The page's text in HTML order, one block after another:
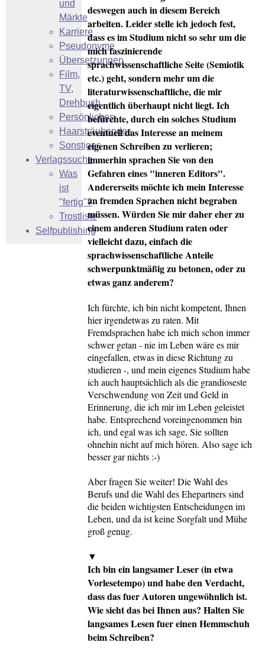
und
Märkte
Karriere
Pseudonyme
Übersetzungen
Film,
TV,
Drehbuch
Persönliches
Haarsträubendes
Sonstiges
Verlagssuche
Was
ist
"fertig"?
Trostliste
Selfpublishing
deswegen auch in diesem Bereich
arbeiten. Leider stelle ich jedoch fest,
dass es im Studium nicht so sehr um die
mich faszinierende
sprachwissenschaftliche Seite (Semiotik
etc.) geht, sondern mehr um die
literaturwissenschaftliche, die mir
eigentlich überhaupt nicht liegt. Ich
befürchte, durch ein solches Studium
eventuell das Interesse an meinem
eigenen Schreiben zu verlieren;
immerhin sprachen Sie von den
Gefahren eines "inneren Editors".
Andererseits möchte ich mein Interesse
an fremden Sprachen nicht begraben
müssen. Würden Sie mir daher eher zu
einem anderen Studium raten oder
vielleicht dazu, einfach die
sprachwissenschaftliche Anteile
schwerpunktmäßig zu betonen, oder zu
etwas ganz anderem?
Ich fürchte, ich bin nicht kompetent, Ihnen
hier irgendetwas zu raten. Mit
Fremdsprachen habe ich mich schon immer
schwer getan - nie im Leben wäre es mir
eingefallen, etwas in diese Richtung zu
studieren -, und mein eigenes Studium habe
ich auch hauptsächlich als die grandioseste
Verschwendung von Zeit und Geld in
Erinnerung, die ich mir im Leben geleistet
habe. Entsprechend voreingenommen bin
ich, und egal was ich sage, Sie sollten
ohnehin nicht auf mich hören. Also sage ich
besser gar nichts :-)
Aber fragen Sie weiter! Die Wahl des
Berufs und die Wahl des Ehepartners sind
die beiden wichtigsten Entscheidungen im
Leben, und da ist keine Sorgfalt und Mühe
groß genug.
▼
Ich bin ein langsamer Leser (in etwa
Vorlesetempo) und habe den Verdacht,
dass das fuer Autoren ungewöhnlich ist.
Wie sieht das bei Ihnen aus? Halten Sie
langsames Lesen fuer einen Hemmschuh
beim Schreiben?